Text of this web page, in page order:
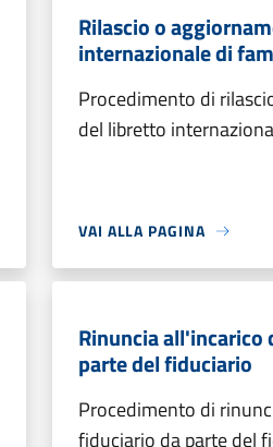
Rilascio o
internazionale di
Procedimento di
del libretto
VAI ALLA PAGINA
Rinuncia all'incarico
parte del fiduciario
Procedimento di
fiduciario da parte del